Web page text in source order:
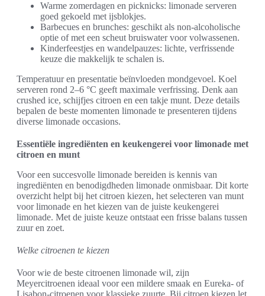
Warme zomerdagen en picknicks: limonade serveren
goed gekoeld met ijsblokjes.
Barbecues en brunches: geschikt als non-alcoholische
optie of met een scheut bruiswater voor volwassenen.
Kinderfeestjes en wandelpauzes: lichte, verfrissende
keuze die makkelijk te schalen is.
Temperatuur en presentatie beïnvloeden mondgevoel. Koel
serveren rond 2–6 °C geeft maximale verfrissing. Denk aan
crushed ice, schijfjes citroen en een takje munt. Deze details
bepalen de beste momenten limonade te presenteren tijdens
diverse limonade occasions.
Essentiële ingrediënten en keukengerei voor limonade met
citroen en munt
Voor een succesvolle limonade bereiden is kennis van
ingrediënten en benodigdheden limonade onmisbaar. Dit korte
overzicht helpt bij het citroen kiezen, het selecteren van munt
voor limonade en het kiezen van de juiste keukengerei
limonade. Met de juiste keuze ontstaat een frisse balans tussen
zuur en zoet.
Welke citroenen te kiezen
Voor wie de beste citroenen limonade wil, zijn
Meyercitroenen ideaal voor een mildere smaak en Eureka- of